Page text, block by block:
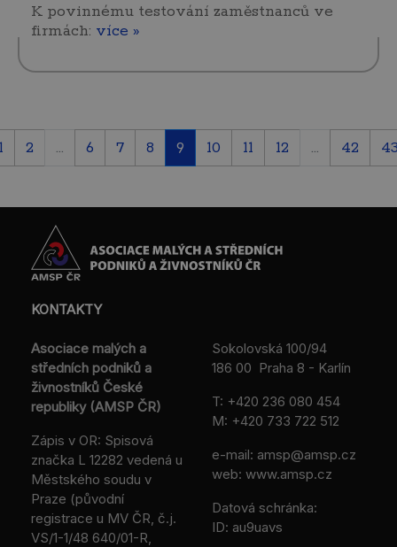
K povinnému testování zaměstnanců ve
firmách: více »
2 ... 6 7 8 9 10 11 12 ... 42
KONTAKTY
Asociace malých a
středních podniků a
živnostníků České
republiky (AMSP ČR)
Zápis v OR: Spisová
značka L 12282 vedená u
Městského soudu v
Praze (původní
registrace u MV ČR, č.j.
VS/1-1/48 640/01-R,
Sokolovská 100/94
186 00 Praha 8 - Karlín
T: +420 236 080 454
M: +420 733 722 512
e-mail: amsp@amsp.cz
web: www.amsp.cz
Datová schránka:
ID: au9uavs